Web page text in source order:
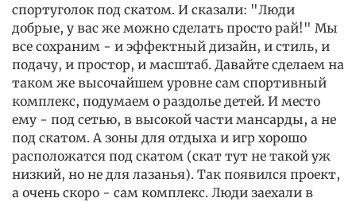
спортуголок под скатом. И сказали: "Люди
добрые, у вас же можно сделать просто рай!" Мы
все сохраним - и эффектный дизайн, и стиль, и
подачу, и простор, и масштаб. Давайте сделаем на
таком же высочайшем уровне сам спортивный
комплекс, подумаем о раздолье детей. И место
ему - под сетью, в высокой части мансарды, а не
под скатом. А зоны для отдыха и игр хорошо
расположатся под скатом (скат тут не такой уж
низкий, но не для лазанья). Так появился проект,
а очень скоро - сам комплекс. Люди заехали в